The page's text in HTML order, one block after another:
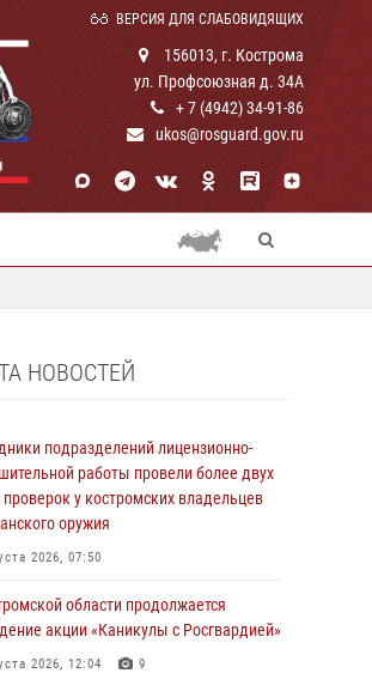
ВЕРСИЯ ДЛЯ СЛАБОВИДЯЩИХ
156013, г. Кострома
ул. Профсоюзная д. 34А
+ 7 (4942) 34-91-86
ukos@rosguard.gov.ru
НОВОСТЕЙ
подразделений лицензионно-
работы провели более двух
у костромских владельцев
оружия
2026, 07:50
области продолжается
акции «Каникулы с Росгвардией»
2026, 12:04 9